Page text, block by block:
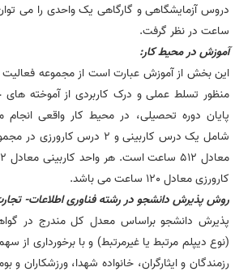
ساعت در نظر گرفت.
آموزش در محیط کار:
این بخش از آموزش عبارت است از مجموعه
منظور تسلط عملی و درک کاربردی از آموخته های
پایان دوره تحصیلی، در محیط کار واقعی
کارورزی معادل 120 ساعت می باشد.
روش پذیرش دانشجو دررشتهفناوری اطلاعات-
پذیرش دانشجو براساس معدل کل مندرج در
(نوع دیپلم مرتبط یا غیرمرتبط) و با برخورداری از
رزمندگان و ایثارگران، خانواده شهدا، ورزشکاران و